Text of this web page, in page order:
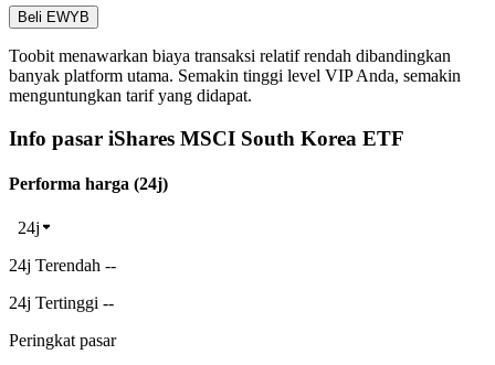
Beli EWYB
Toobit menawarkan biaya transaksi relatif rendah dibandingkan
banyak platform utama. Semakin tinggi level VIP Anda, semakin
menguntungkan tarif yang didapat.
Info pasar iShares MSCI South Korea ETF
Performa harga (24j)
24j
24j Terendah --
24j Tertinggi --
Peringkat pasar